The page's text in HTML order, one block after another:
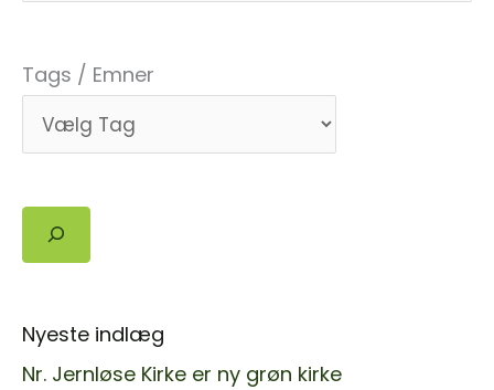
Tags / Emner
Søg
Nyeste indlæg
Nr. Jernløse Kirke er ny grøn kirke